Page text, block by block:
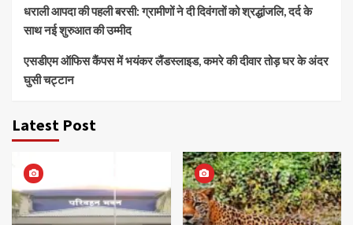
धराली आपदा की पहली बरसी: ग्रामीणों ने दी दिवंगतों को श्रद्धांजलि, दर्द के
साथ नई शुरुआत की उम्मीद
एसडीएम ऑफिस कैंपस में भयंकर लैंडस्लाइड, कमरे की दीवार तोड़ घर के अंदर
घुसी चट्टान
Latest Post